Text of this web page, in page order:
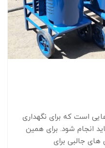
است که برای نگهداری
انجام شود. برای همین
جالبی برای